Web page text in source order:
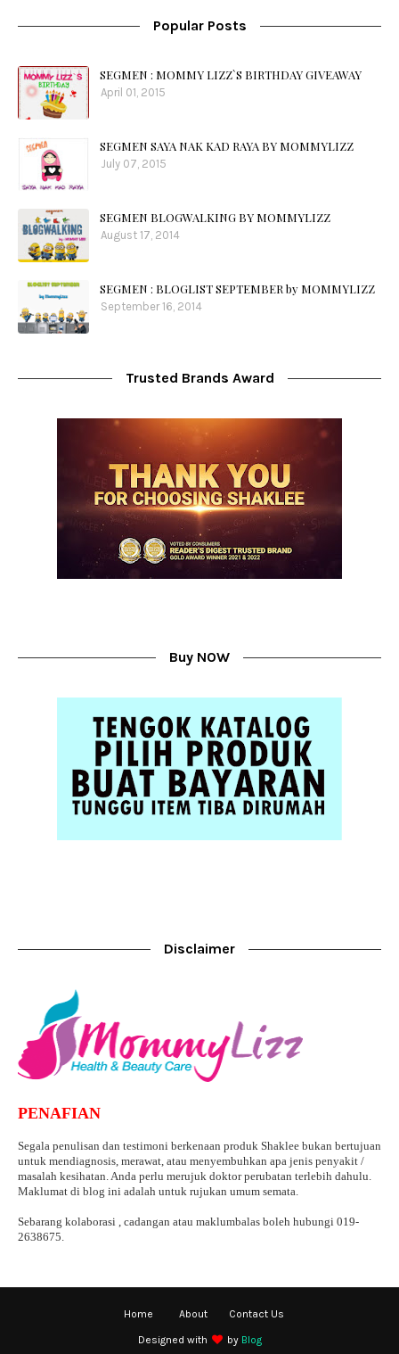
Popular Posts
SEGMEN : MOMMY LIZZ`S BIRTHDAY GIVEAWAY
April 01, 2015
SEGMEN SAYA NAK KAD RAYA BY MOMMYLIZZ
July 07, 2015
SEGMEN BLOGWALKING BY MOMMYLIZZ
August 17, 2014
SEGMEN : BLOGLIST SEPTEMBER by MOMMYLIZZ
September 16, 2014
Trusted Brands Award
Buy NOW
Disclaimer
PENAFIAN
Segala penulisan dan testimoni berkenaan produk Shaklee bukan bertujuan
untuk mendiagnosis, merawat, atau menyembuhkan apa jenis penyakit /
masalah kesihatan. Anda perlu merujuk doktor perubatan terlebih dahulu.
Maklumat di blog ini adalah untuk rujukan umum semata.
Sebarang kolaborasi , cadangan atau maklumbalas boleh hubungi 019-
2638675.
Home About Contact Us
Designed with by Blog